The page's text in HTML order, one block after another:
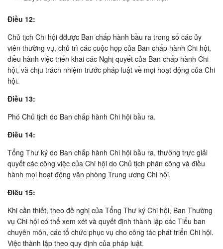
Ðiều 12:
Chủ tịch Chi hội đđược Ban chấp hành bầu ra trong số các ủy
viên thường vụ, chủ trì các cuộc họp của Ban chấp hành Chi hội,
điều hành việc triển khai các Nghị quyết của Ban chấp hành Chi
hội, và chịu trách nhiệm trước pháp luật về mọi hoạt động của Chi
hội.
Ðiều 13:
Phó Chủ tịch do Ban chấp hành Chi hội bầu ra.
Ðiều 14:
Tổng Thư ký do Ban chấp hành Chi hội bầu ra, thường trực giải
quyết các công việc của Chi hội do Chủ tịch phân công và điều
hành mọi hoạt động văn phòng Trung ương Chi hội.
Ðiều 15:
Khi cần thiết, theo đề nghị của Tổng Thư ký Chi hội, Ban Thường
vụ Chi hội có thể xem xét và quyết định thành lập các Tiểu ban
chuyên môn, các tổ chức phục vụ cho công tác phát triển Chi hội.
Việc thành lập theo quy định của pháp luật.